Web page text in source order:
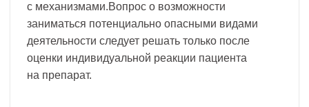
с механизмами.Вопрос о возможности
заниматься потенциально опасными видами
деятельности следует решать только после
оценки индивидуальной реакции пациента
на препарат.